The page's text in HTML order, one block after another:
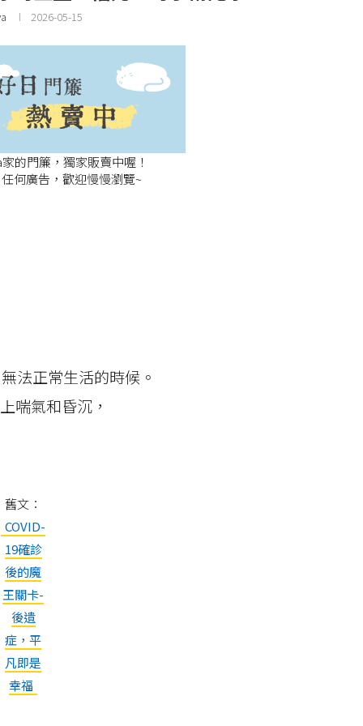
2026-05-15
的門簾，獨家販賣中喔！
何廣告，歡迎慢慢瀏覽~
法正常生活的時候。
喘氣和昏沉，
舊文：
COVID-
19確診
後的魔
王關卡-
後遺
症，平
凡即是
幸福